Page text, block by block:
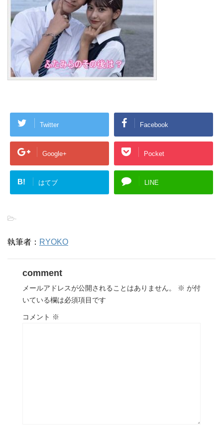
Twitter Facebook
Google+ Pocket
B! はてブ LINE
-
執筆者： RYOKO
comment
メールアドレスが公開されることはありません。 ※ が付
いている欄は必須項目です
コメント ※